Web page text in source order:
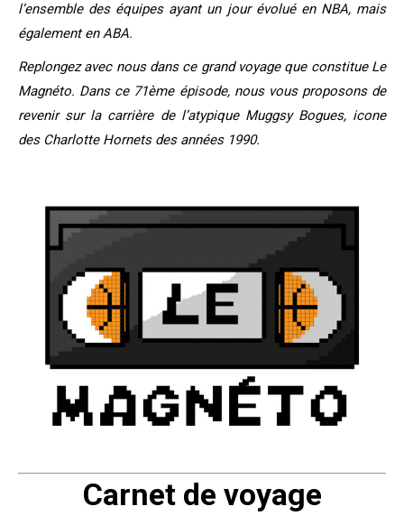
l’ensemble des équipes ayant un jour évolué en NBA, mais
également en ABA.
Replongez avec nous dans ce grand voyage que constitue Le
Magnéto. Dans ce 71ème épisode, nous vous proposons de
revenir sur la carrière de l’atypique Muggsy Bogues, icone
des Charlotte Hornets des années 1990.
Carnet de voyage